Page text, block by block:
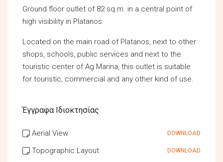
Ground floor outlet of 82 sq.m. in a central point of
high visibility in Platanos.
Located on the main road of Platanos, next to other
shops, schools, public services and next to the
touristic center of Ag.Marina, this outlet is suitable
for touristic, commercial and any other kind of use.
Έγγραφα Ιδιοκτησίας
Aerial View DOWNLOAD
Topographic Layout DOWNLOAD